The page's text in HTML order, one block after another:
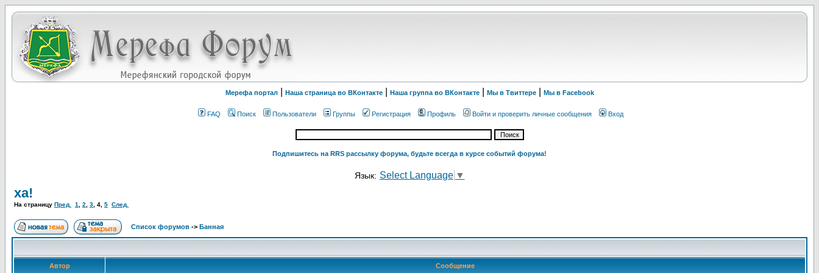
Мерефа портал| Наша страница во ВКонтакте| Наша группа во ВКонтакте| Мы в Твиттере| Мы в Facebook
FAQ Поиск Пользователи Группы Регистрация Профиль Войти и проверить личные сообщения Вход
Подпишитесь на RRS рассылку форума, будьте всегда в курсе событий форума!
Язык: Select Language ▼
ха!
На страницу Пред. 1 2 3 4 5 След.
Список форумов -> Банная
Автор
Сообщение